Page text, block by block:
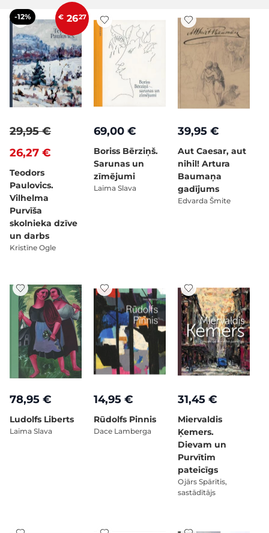
-12% € 2627
26,27 €
29,95 €
Teodors
Paulovics.
Vilhelma
Purvīša
skolnieka dzīve
un darbs
Kristīne Ogle
69,00 €
Boriss Bērziņš.
Sarunas un
zīmējumi
Laima Slava
39,95 €
Aut Caesar, aut
nihil! Artura
Baumaņa
gadījums
Edvarda Šmite
78,95 €
Ludolfs Liberts
Laima Slava
14,95 €
Rūdolfs Pinnis
Dace Lamberga
31,45 €
Miervaldis
Ķemers.
Dievam un
Purvītim
pateicīgs
Ojārs Spārītis,
sastādītājs